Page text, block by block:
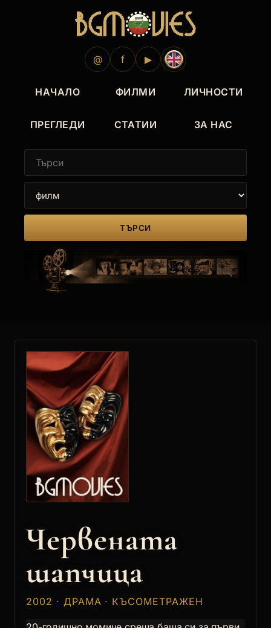
@ f ▶
НАЧАЛО ФИЛМИ ЛИЧНОСТИ
ПРЕГЛЕДИ СТАТИИ ЗА НАС
ТЪРСИ
Червената
шапчица
2002 · ДРАМА · КЪСОМЕТРАЖЕН